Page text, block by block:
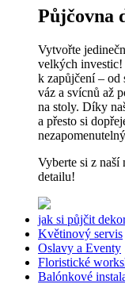
Půjčovna
Vytvořte
velkých
k zapůjčení – od
váz a svícnů až
na stoly. Díky
a přesto si
Vyberte si z naší
detailu!
jak si půjčit
Květinový servis
Oslavy a Eventy
Floristické
Balónkové